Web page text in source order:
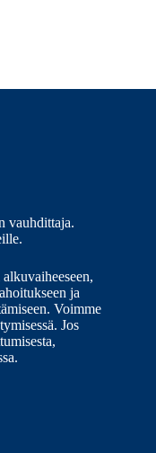
vauhdittaja.
ja
Voimme
Jos